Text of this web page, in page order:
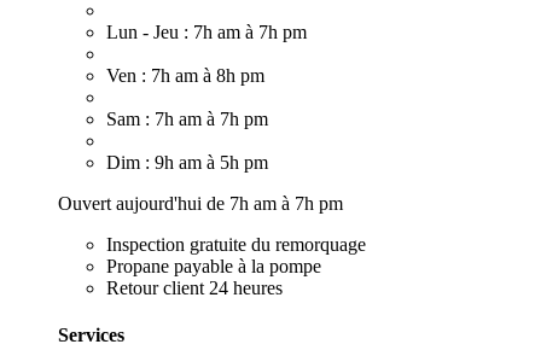
Lun - Jeu : 7h am à 7h pm
Ven : 7h am à 8h pm
Sam : 7h am à 7h pm
Dim : 9h am à 5h pm
Ouvert aujourd'hui de 7h am à 7h pm
Inspection gratuite du remorquage
Propane payable à la pompe
Retour client 24 heures
Services